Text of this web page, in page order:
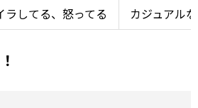
ラしてる、怒ってる カジュアル